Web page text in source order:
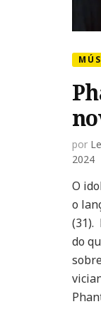
por
2024
O
o
(31).
do